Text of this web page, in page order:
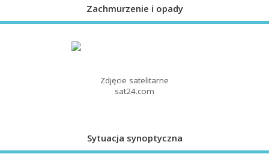
Zachmurzenie i opady
Zdjęcie satelitarne
sat24.com
Sytuacja synoptyczna